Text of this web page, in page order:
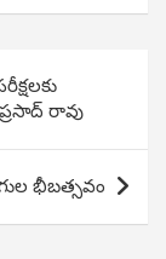
రావు
భీబత్సవం